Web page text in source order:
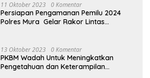
11 Oktober 2023 0 Komentar
Persiapan Pengamanan Pemilu 2024
Polres Mura Gelar Rakor Lintas
13 Oktober 2023 0 Komentar
PKBM Wadah Untuk Meningkatkan
Pengetahuan dan Keterampilan